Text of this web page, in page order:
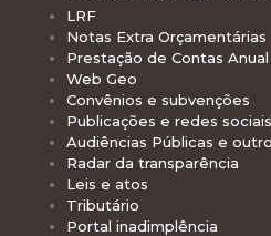
LRF
Notas Extra Orçamentárias
Prestação de Contas
Web Geo
Convênios e subvenções
Publicações e redes sociais
Audiências Públicas e
Radar da transparência
Leis e atos
Tributário
Portal inadimplência